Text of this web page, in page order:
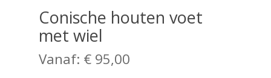
Conische houten voet
met wiel
Vanaf: € 95,00